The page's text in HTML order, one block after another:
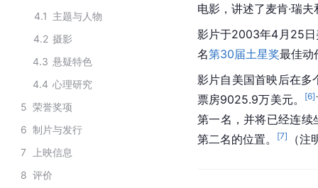
4.1 主题与人物
4.2 摄影
4.3 悬疑特色
4.4 心理研究
5 荣誉奖项
6 制片与发行
7
上映信息
8 评价
电影，讲述了麦肯·瑞
影片于2003年4月25日
名第30届土星奖最佳动
影片自美国首映后在多
票房9025.9万美元。
[6]
第一名，并将已经连续
第二名的位置。
[7] （